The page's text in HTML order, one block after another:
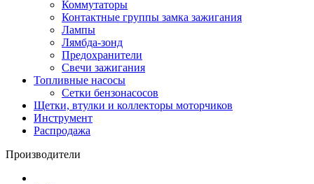
Коммутаторы
Контактные группы замка зажигания
Лампы
Лямбда-зонд
Предохранители
Свечи зажигания
Топливные насосы
Сетки бензонасосов
Щетки, втулки и коллекторы моторчиков
Инструмент
Распродажа
Производители